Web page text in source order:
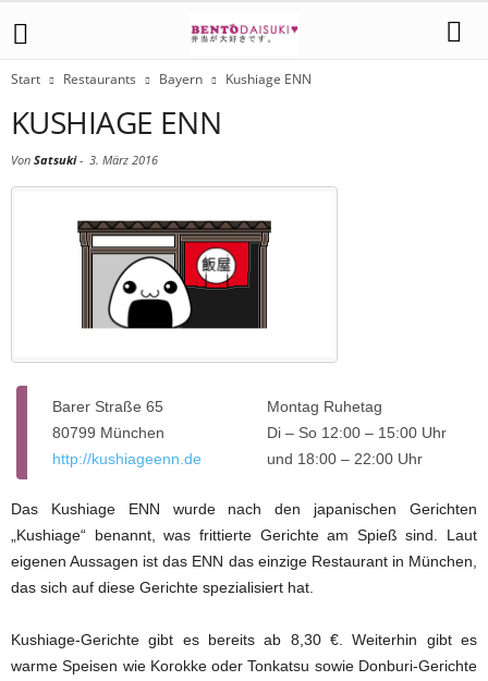
Start Restaurants Bayern Kushiage ENN
KUSHIAGE ENN
Von Satsuki- 3. März 2016
Barer Straße 65
80799 München
http://kushiageenn.de
Montag Ruhetag
Di – So 12:00 – 15:00 Uhr
und 18:00 – 22:00 Uhr
Das Kushiage ENN wurde nach den japanischen Gerichten
„Kushiage“ benannt, was frittierte Gerichte am Spieß sind. Laut
eigenen Aussagen ist das ENN das einzige Restaurant in München,
das sich auf diese Gerichte spezialisiert hat.
Kushiage-Gerichte gibt es bereits ab 8,30 €. Weiterhin gibt es
warme Speisen wie Korokke oder Tonkatsu sowie Donburi-Gerichte